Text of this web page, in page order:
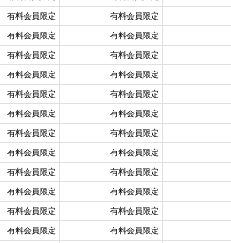
有料会員限定 有料会員限定
有料会員限定 有料会員限定
有料会員限定 有料会員限定
有料会員限定 有料会員限定
有料会員限定 有料会員限定
有料会員限定 有料会員限定
有料会員限定 有料会員限定
有料会員限定 有料会員限定
有料会員限定 有料会員限定
有料会員限定 有料会員限定
有料会員限定 有料会員限定
有料会員限定 有料会員限定